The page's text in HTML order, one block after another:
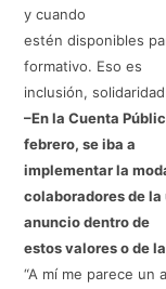
y cuando
estén disponibles
formativo. Eso es
inclusión,
–En la Cuenta
febrero, se iba a
implementar la
colaboradores de
anuncio dentro de
estos valores o de
“A mí me parece un